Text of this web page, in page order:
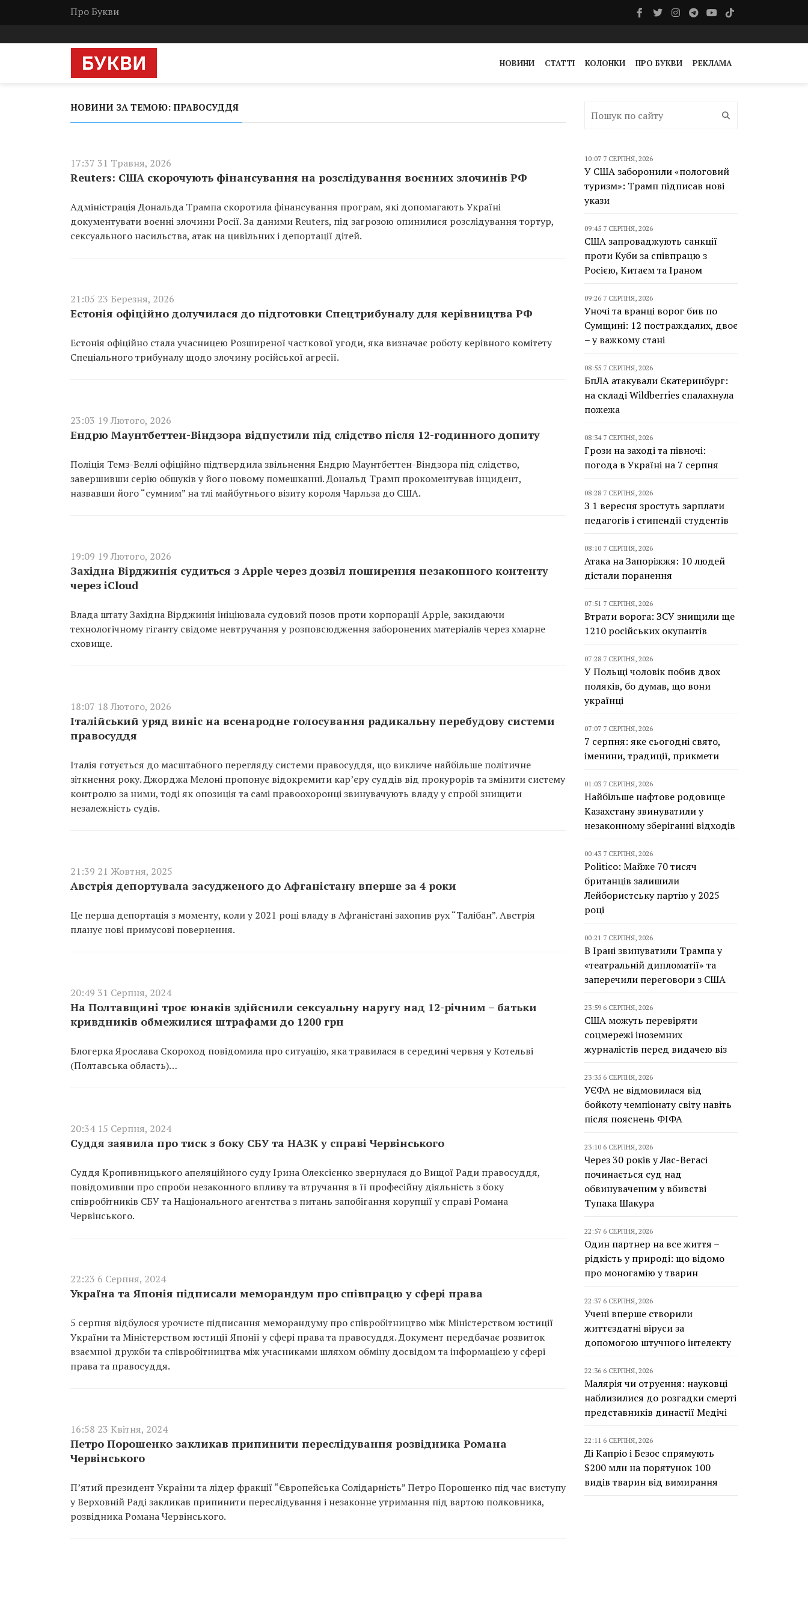
Про Букви
НОВИНИ СТАТТІ КОЛОНКИ ПРО БУКВИ РЕКЛАМА
НОВИНИ ЗА ТЕМОЮ: ПРАВОСУДДЯ
17:37 31 Травня, 2026
Reuters: США скорочують фінансування на розслідування воєнних злочинів РФ
Адміністрація Дональда Трампа скоротила фінансування програм, які допомагають Україні
документувати воєнні злочини Росії. За даними Reuters, під загрозою опинилися розслідування тортур,
сексуального насильства, атак на цивільних і депортації дітей.
21:05 23 Березня, 2026
Естонія офіційно долучилася до підготовки Спецтрибуналу для керівництва РФ
Естонія офіційно стала учасницею Розширеної часткової угоди, яка визначає роботу керівного комітету
Спеціального трибуналу щодо злочину російської агресії.
23:03 19 Лютого, 2026
Ендрю Маунтбеттен-Віндзора відпустили під слідство після 12-годинного допиту
Поліція Темз-Веллі офіційно підтвердила звільнення Ендрю Маунтбеттен-Віндзора під слідство,
завершивши серію обшуків у його новому помешканні. Дональд Трамп прокоментував інцидент,
назвавши його “сумним” на тлі майбутнього візиту короля Чарльза до США.
19:09 19 Лютого, 2026
Західна Вірджинія судиться з Apple через дозвіл поширення незаконного контенту
через iCloud
Влада штату Західна Вірджинія ініціювала судовий позов проти корпорації Apple, закидаючи
технологічному гіганту свідоме невтручання у розповсюдження заборонених матеріалів через хмарне
сховище.
18:07 18 Лютого, 2026
Італійський уряд виніс на всенародне голосування радикальну перебудову системи
правосуддя
Італія готується до масштабного перегляду системи правосуддя, що викличе найбільше політичне
зіткнення року. Джорджа Мелоні пропонує відокремити кар’єру суддів від прокурорів та змінити систему
контролю за ними, тоді як опозиція та самі правоохоронці звинувачують владу у спробі знищити
незалежність судів.
21:39 21 Жовтня, 2025
Австрія депортувала засудженого до Афганістану вперше за 4 роки
Це перша депортація з моменту, коли у 2021 році владу в Афганістані захопив рух “Талібан”. Австрія
планує нові примусові повернення.
20:49 31 Серпня, 2024
На Полтавщині троє юнаків здійснили сексуальну наругу над 12-річним – батьки
кривдників обмежилися штрафами до 1200 грн
Блогерка Ярослава Скороход повідомила про ситуацію, яка травилася в середині червня у Котельві
(Полтавська область)…
20:34 15 Серпня, 2024
Суддя заявила про тиск з боку СБУ та НАЗК у справі Червінського
Суддя Кропивницького апеляційного суду Ірина Олексієнко звернулася до Вищої Ради правосуддя,
повідомивши про спроби незаконного впливу та втручання в її професійну діяльність з боку
співробітників СБУ та Національного агентства з питань запобігання корупції у справі Романа
Червінського.
22:23 6 Серпня, 2024
Україна та Японія підписали меморандум про співпрацю у сфері права
5 серпня відбулося урочисте підписання меморандуму про співробітництво між Міністерством юстиції
України та Міністерством юстиції Японії у сфері права та правосуддя. Документ передбачає розвиток
взаємної дружби та співробітництва між учасниками шляхом обміну досвідом та інформацією у сфері
права та правосуддя.
16:58 23 Квітня, 2024
Петро Порошенко закликав припинити переслідування розвідника Романа
Червінського
П’ятий президент України та лідер фракції “Європейська Солідарність” Петро Порошенко під час виступу
у Верховній Раді закликав припинити переслідування і незаконне утримання під вартою полковника,
розвідника Романа Червінського.
10:07 7 СЕРПНЯ, 2026
У США заборонили «пологовий
туризм»: Трамп підписав нові
укази
09:45 7 СЕРПНЯ, 2026
США запроваджують санкції
проти Куби за співпрацю з
Росією, Китаєм та Іраном
09:26 7 СЕРПНЯ, 2026
Уночі та вранці ворог бив по
Сумщині: 12 постраждалих, двоє
– у важкому стані
08:55 7 СЕРПНЯ, 2026
БпЛА атакували Єкатеринбург:
на складі Wildberries спалахнула
пожежа
08:34 7 СЕРПНЯ, 2026
Грози на заході та півночі:
погода в Україні на 7 серпня
08:28 7 СЕРПНЯ, 2026
З 1 вересня зростуть зарплати
педагогів і стипендії студентів
08:10 7 СЕРПНЯ, 2026
Атака на Запоріжжя: 10 людей
дістали поранення
07:51 7 СЕРПНЯ, 2026
Втрати ворога: ЗСУ знищили ще
1210 російських окупантів
07:28 7 СЕРПНЯ, 2026
У Польщі чоловік побив двох
поляків, бо думав, що вони
українці
07:07 7 СЕРПНЯ, 2026
7 серпня: яке сьогодні свято,
іменини, традиції, прикмети
01:03 7 СЕРПНЯ, 2026
Найбільше нафтове родовище
Казахстану звинуватили у
незаконному зберіганні відходів
00:43 7 СЕРПНЯ, 2026
Politico: Майже 70 тисяч
британців залишили
Лейбористську партію у 2025
році
00:21 7 СЕРПНЯ, 2026
В Ірані звинуватили Трампа у
«театральній дипломатії» та
заперечили переговори з США
23:59 6 СЕРПНЯ, 2026
США можуть перевіряти
соцмережі іноземних
журналістів перед видачею віз
23:35 6 СЕРПНЯ, 2026
УЄФА не відмовилася від
бойкоту чемпіонату світу навіть
після пояснень ФІФА
23:10 6 СЕРПНЯ, 2026
Через 30 років у Лас-Вегасі
починається суд над
обвинуваченим у вбивстві
Тупака Шакура
22:57 6 СЕРПНЯ, 2026
Один партнер на все життя –
рідкість у природі: що відомо
про моногамію у тварин
22:37 6 СЕРПНЯ, 2026
Учені вперше створили
життєздатні віруси за
допомогою штучного інтелекту
22:36 6 СЕРПНЯ, 2026
Малярія чи отруєння: науковці
наблизилися до розгадки смерті
представників династії Медічі
22:11 6 СЕРПНЯ, 2026
Ді Капріо і Безос спрямують
$200 млн на порятунок 100
видів тварин від вимирання